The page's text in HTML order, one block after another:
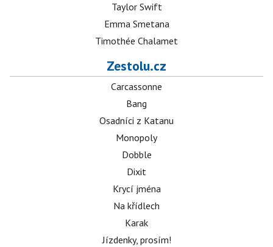
Taylor Swift
Emma Smetana
Timothée Chalamet
Zestolu.cz
Carcassonne
Bang
Osadníci z Katanu
Monopoly
Dobble
Dixit
Krycí jména
Na křídlech
Karak
Jízdenky, prosím!